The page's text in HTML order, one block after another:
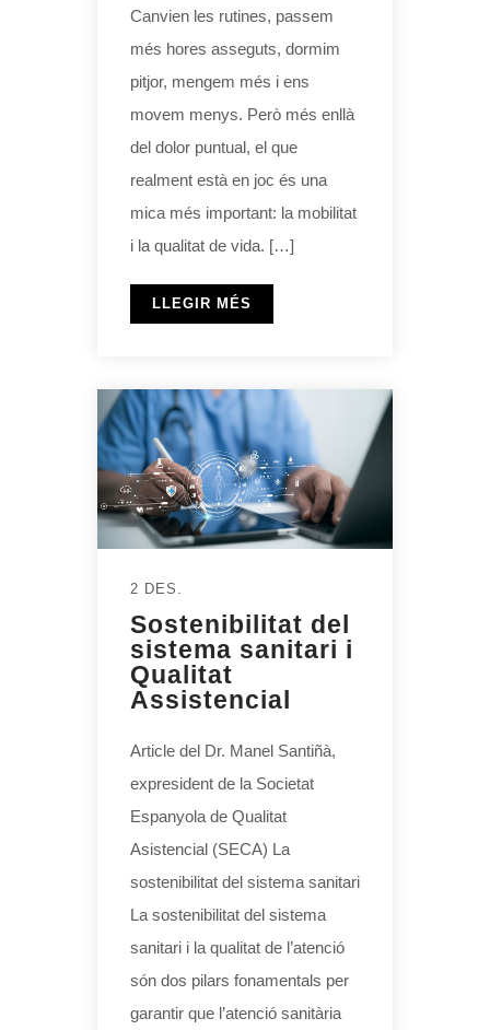
Canvien les rutines, passem
més hores asseguts, dormim
pitjor, mengem més i ens
movem menys. Però més enllà
del dolor puntual, el que
realment està en joc és una
mica més important: la mobilitat
i la qualitat de vida. […]
LLEGIR MÉS
2 DES.
Sostenibilitat del
sistema sanitari i
Qualitat
Assistencial
Article del Dr. Manel Santiñà,
expresident de la Societat
Espanyola de Qualitat
Asistencial (SECA) La
sostenibilitat del sistema sanitari
La sostenibilitat del sistema
sanitari i la qualitat de l’atenció
són dos pilars fonamentals per
garantir que l’atenció sanitària